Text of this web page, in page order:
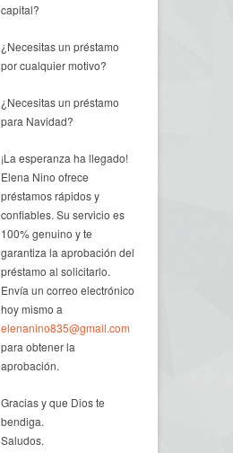
capital?
¿Necesitas un préstamo
por cualquier motivo?
¿Necesitas un préstamo
para Navidad?
¡La esperanza ha llegado!
Elena Nino ofrece
préstamos rápidos y
confiables. Su servicio es
100% genuino y te
garantiza la aprobación del
préstamo al solicitarlo.
Envía un correo electrónico
hoy mismo a
elenanino835@gmail.com
para obtener la
aprobación.
Gracias y que Dios te
bendiga.
Saludos.